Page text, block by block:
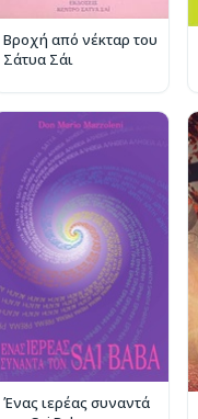
Βροχή από νέκταρ του
Σάτυα Σάι
Ένας ιερέας συναντά